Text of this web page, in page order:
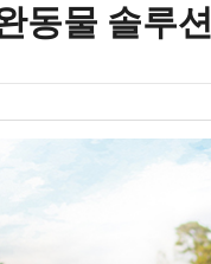
동물 솔루션